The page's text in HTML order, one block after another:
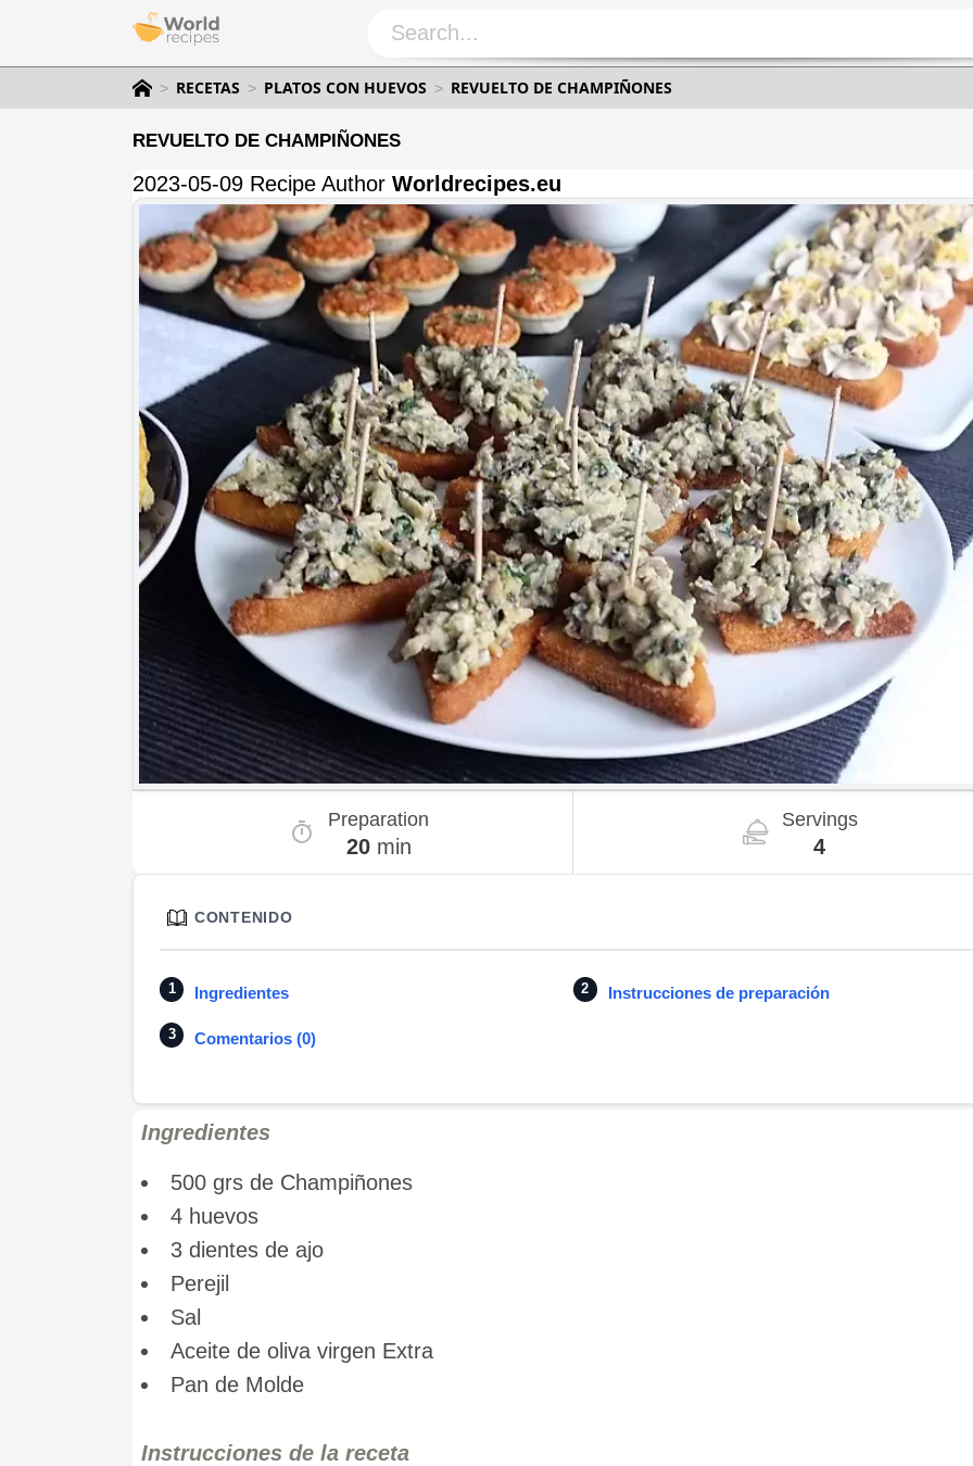
RECETAS PLATOS CON HUEVOS REVUELTO DE CHAMPIÑONES
REVUELTO DE CHAMPIÑONES
2023-05-09 Recipe Author Worldrecipes.eu
Preparation
20min
Servings
4
CONTENIDO
Ingredientes Instrucciones de preparación
Comentarios (0)
Ingredientes
500 grs de Champiñones
4 huevos
3 dientes de ajo
Perejil
Sal
Aceite de oliva virgen Extra
Pan de Molde
Instrucciones de la receta